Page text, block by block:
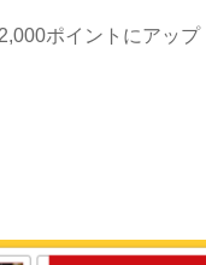
ポイントにアップ